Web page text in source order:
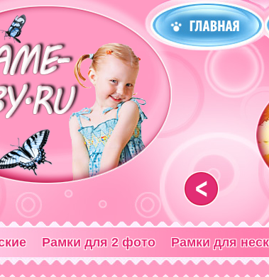
Рамки для 2 фото Рамки для